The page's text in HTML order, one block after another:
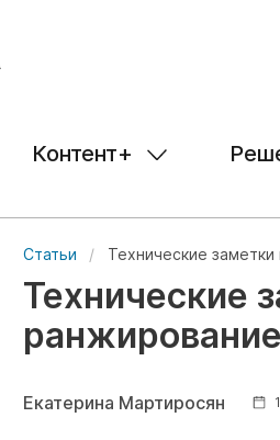
Контент+
Статьи Технические
Технические
Екатерина Мартиросян